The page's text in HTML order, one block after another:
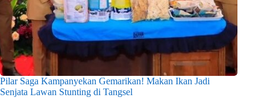
Pilar Saga Kampanyekan Gemarikan! Makan Ikan Jadi
Senjata Lawan Stunting di Tangsel